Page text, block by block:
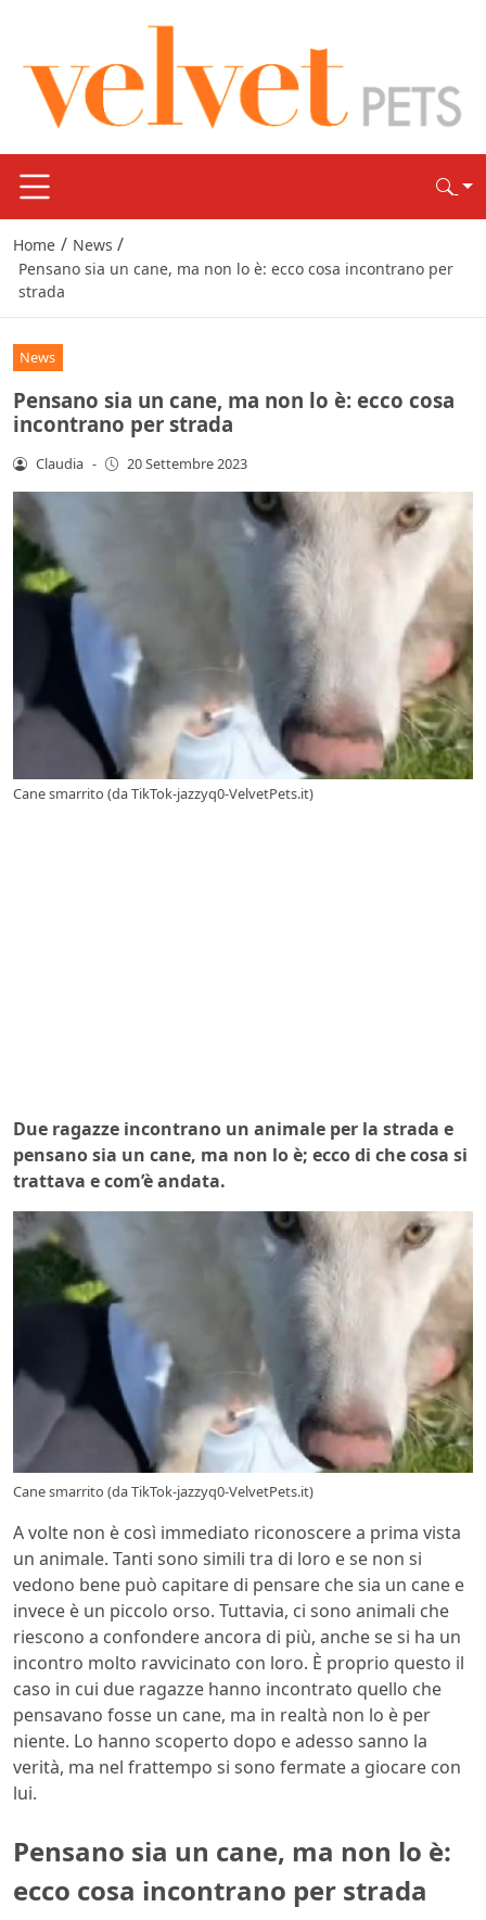
Home / News /
Pensano sia un cane, ma non lo è: ecco cosa incontrano per
strada
News
Pensano sia un cane, ma non lo è: ecco cosa
incontrano per strada
Claudia - 20 Settembre 2023
Cane smarrito (da TikTok-jazzyq0-VelvetPets.it)
Due ragazze incontrano un animale per la strada e
pensano sia un cane, ma non lo è; ecco di che cosa si
trattava e com’è andata.
Cane smarrito (da TikTok-jazzyq0-VelvetPets.it)
A volte non è così immediato riconoscere a prima vista
un animale. Tanti sono simili tra di loro e se non si
vedono bene può capitare di pensare che sia un cane e
invece è un piccolo orso. Tuttavia, ci sono animali che
riescono a confondere ancora di più, anche se si ha un
incontro molto ravvicinato con loro. È proprio questo il
caso in cui due ragazze hanno incontrato quello che
pensavano fosse un cane, ma in realtà non lo è per
niente. Lo hanno scoperto dopo e adesso sanno la
verità, ma nel frattempo si sono fermate a giocare con
lui.
Pensano sia un cane, ma non lo è:
ecco cosa incontrano per strada